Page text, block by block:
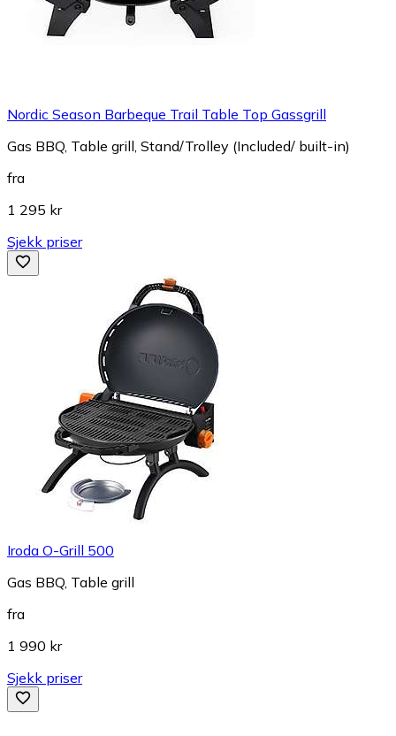
Nordic Season Barbeque Trail Table Top Gassgrill
Gas BBQ, Table grill, Stand/Trolley (Included/ built-in)
fra
1 295 kr
Sjekk priser
Iroda O-Grill 500
Gas BBQ, Table grill
fra
1 990 kr
Sjekk priser